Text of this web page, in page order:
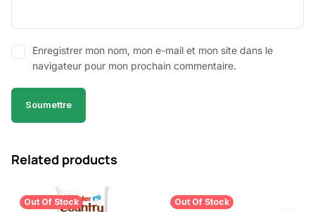
Enregistrer mon nom, mon e-mail et mon site dans le
navigateur pour mon prochain commentaire.
Related products
Out Of Stock Out Of Stock